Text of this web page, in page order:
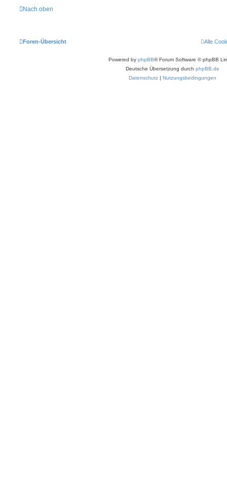
Nach oben
Foren-Übersicht Alle
Powered by phpBB® Forum Software © phpBB
Deutsche Übersetzung durch phpBB.de
Datenschutz | Nutzungsbedingungen